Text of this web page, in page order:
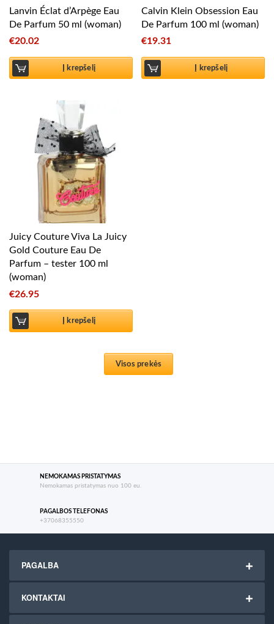
Lanvin Éclat d’Arpège Eau
De Parfum 50 ml (woman)
€20.02
Į krepšelį
Calvin Klein Obsession Eau
De Parfum 100 ml (woman)
€19.31
Į krepšelį
Juicy Couture Viva La Juicy
Gold Couture Eau De
Parfum – tester 100 ml
(woman)
€26.95
Į krepšelį
Visos prekės
NEMOKAMAS PRISTATYMAS
Nemokamas pristatymas nuo 100 eu.
PAGALBOS TELEFONAS
+37068355550
PAGALBA
KONTAKTAI